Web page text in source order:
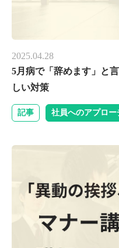
2025.04.28
5月病で「辞めます」と
しい対策
記事 社員へのアプロー